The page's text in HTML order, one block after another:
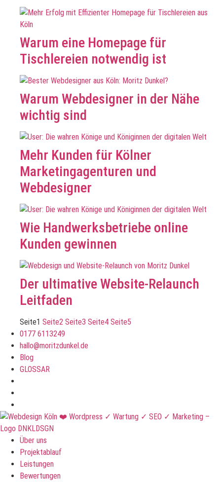
Warum eine Homepage für
Tischlereien notwendig ist
Warum Webdesigner in der Nähe
wichtig sind
Mehr Kunden für Kölner
Marketingagenturen und
Webdesigner
Wie Handwerksbetriebe online
Kunden gewinnen
Der ultimative Website-Relaunch
Leitfaden
Seite1 Seite2 Seite3 Seite4 Seite5
0177 6113249
hallo@moritzdunkel.de
Blog
GLOSSAR
Über uns
Projektablauf
Leistungen
Bewertungen